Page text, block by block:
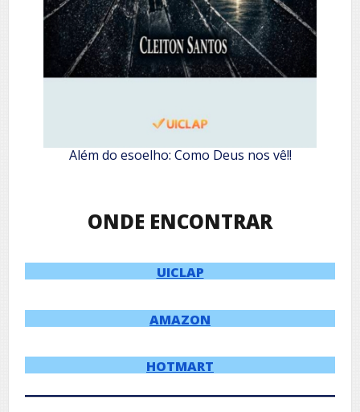
Além do esoelho: Como Deus nos vê!!
ONDE ENCONTRAR
UICLAP
AMAZON
HOTMART